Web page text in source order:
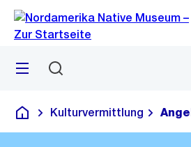
Navigation
Sprunglink
Menü
Deutsch
Kulturvermittlung